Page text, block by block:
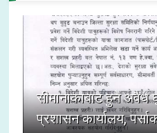
सीमानाकाबाट हुने अवैध
प्रशासन कार्यालय,